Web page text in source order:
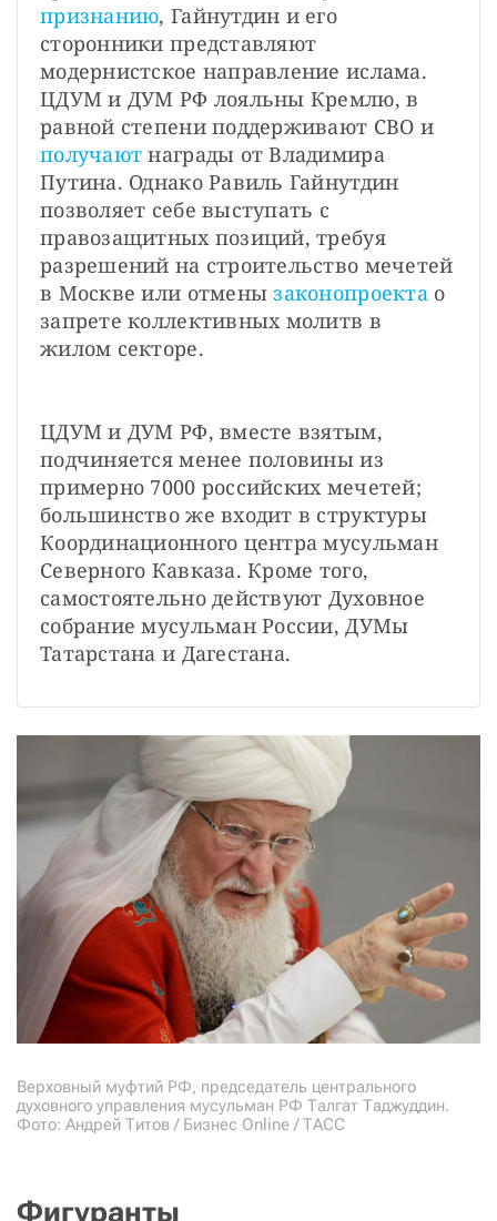
признанию, Гайнутдин и его
сторонники представляют
модернистское направление ислама.
ЦДУМ и ДУМ РФ лояльны Кремлю, в
равной степени поддерживают СВО и
получают награды от Владимира
Путина. Однако Равиль Гайнутдин
позволяет себе выступать с
правозащитных позиций, требуя
разрешений на строительство мечетей
в Москве или отмены законопроекта о
запрете коллективных молитв в
жилом секторе.
ЦДУМ и ДУМ РФ, вместе взятым,
подчиняется менее половины из
примерно 7000 российских мечетей;
большинство же входит в структуры
Координационного центра мусульман
Северного Кавказа. Кроме того,
самостоятельно действуют Духовное
собрание мусульман России, ДУМы
Татарстана и Дагестана.
Верховный муфтий РФ, председатель центрального
духовного управления мусульман РФ Талгат Таджуддин.
Фото: Андрей Титов / Бизнес Online / ТАСС
Фигуранты